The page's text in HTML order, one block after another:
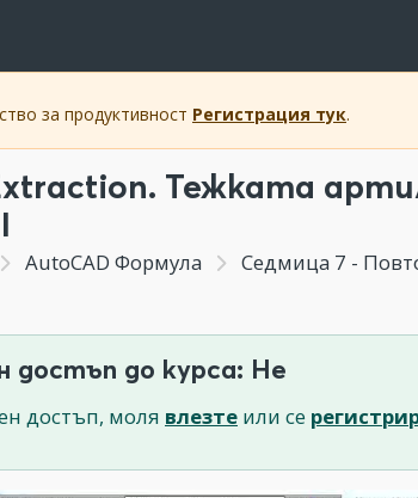
за продуктивност Регистрация тук.
Тежката
AutoCAD Формула Седмица 7 -
достъп до курса: Не
достъп, моля влезте или се